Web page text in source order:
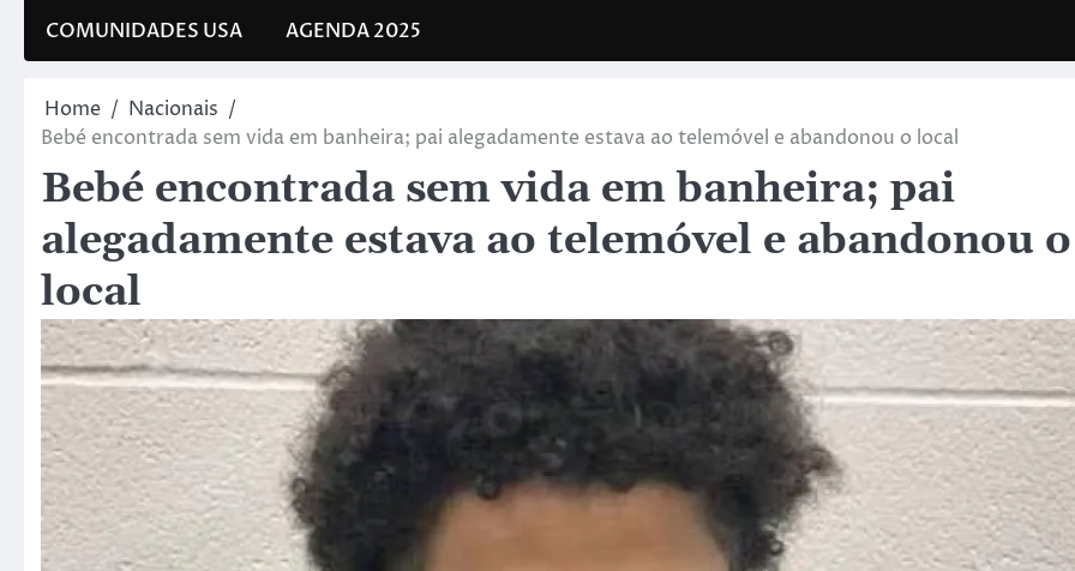
COMUNIDADES USA AGENDA 2025
Home
Nacionais
Bebé encontrada sem vida em banheira; pai alegadamente estava ao telemóvel e abandonou o local
Bebé encontrada sem vida em banheira; pai
alegadamente estava ao telemóvel e abandonou o
local